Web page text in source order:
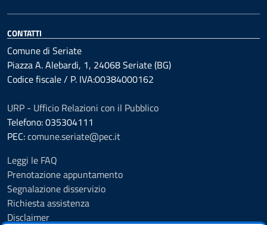
CONTATTI
Comune di Seriate
Piazza A. Alebardi, 1, 24068 Seriate (BG)
Codice fiscale / P. IVA:00384000162
URP - Ufficio Relazioni con il Pubblico
Telefono: 035304111
PEC:comune.seriate@pec.it
Leggi le FAQ
Prenotazione appuntamento
Segnalazione disservizio
Richiesta assistenza
Disclaimer